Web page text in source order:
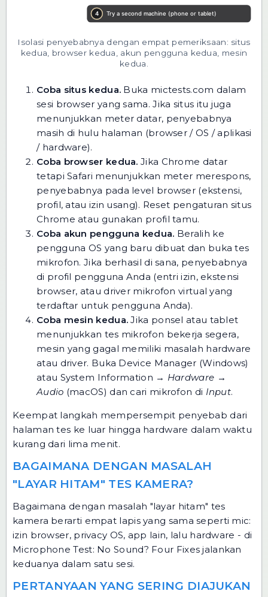
Isolasi penyebabnya dengan empat pemeriksaan: situs
kedua, browser kedua, akun pengguna kedua, mesin
kedua.
Coba situs kedua. Buka mictests.com dalam
sesi browser yang sama. Jika situs itu juga
menunjukkan meter datar, penyebabnya
masih di hulu halaman (browser / OS / aplikasi
/ hardware).
Coba browser kedua. Jika Chrome datar
tetapi Safari menunjukkan meter merespons,
penyebabnya pada level browser (ekstensi,
profil, atau izin usang). Reset pengaturan situs
Chrome atau gunakan profil tamu.
Coba akun pengguna kedua. Beralih ke
pengguna OS yang baru dibuat dan buka tes
mikrofon. Jika berhasil di sana, penyebabnya
di profil pengguna Anda (entri izin, ekstensi
browser, atau driver mikrofon virtual yang
terdaftar untuk pengguna Anda).
Coba mesin kedua. Jika ponsel atau tablet
menunjukkan tes mikrofon bekerja segera,
mesin yang gagal memiliki masalah hardware
atau driver. Buka Device Manager (Windows)
atau System Information → Hardware →
Audio (macOS) dan cari mikrofon di Input.
Keempat langkah mempersempit penyebab dari
halaman tes ke luar hingga hardware dalam waktu
kurang dari lima menit.
BAGAIMANA DENGAN MASALAH
"LAYAR HITAM" TES KAMERA?
Bagaimana dengan masalah "layar hitam" tes
kamera berarti empat lapis yang sama seperti mic:
izin browser, privacy OS, app lain, lalu hardware - di
Microphone Test: No Sound? Four Fixes jalankan
keduanya dalam satu sesi.
PERTANYAAN YANG SERING DIAJUKAN